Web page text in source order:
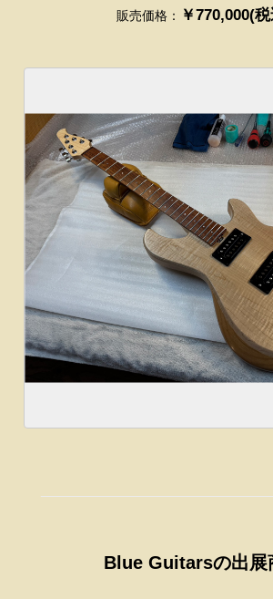
販売価格： ￥770,000(
Blue Guitarsの出展